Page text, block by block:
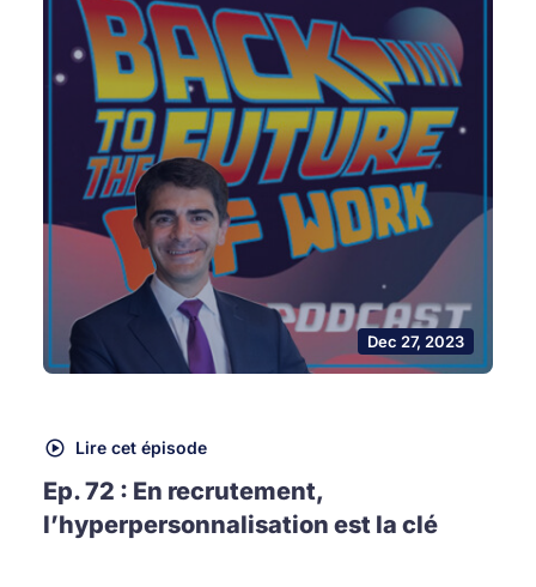
Dec 27, 2023
Lire cet épisode
Ep. 72 : En recrutement,
l’hyperpersonnalisation est la clé